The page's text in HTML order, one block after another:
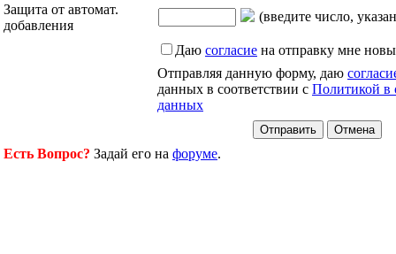
Защита от автомат.
добавления
(введите число,
Даю согласие на отправку мне
Отправляя данную форму, даю
данных в соответствии с Политикой в
данных
Есть Вопрос? Задай его на форуме.